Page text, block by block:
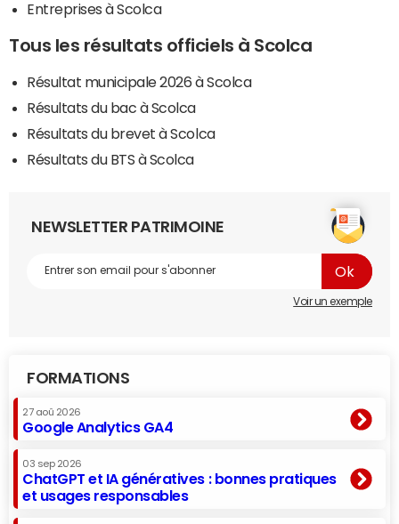
Entreprises à Scolca
Tous les résultats officiels à Scolca
Résultat municipale 2026 à Scolca
Résultats du bac à Scolca
Résultats du brevet à Scolca
Résultats du BTS à Scolca
NEWSLETTER PATRIMOINE
Voir un exemple
FORMATIONS
27 aoû 2026
Google Analytics GA4
03 sep 2026
ChatGPT et IA génératives : bonnes pratiques
et usages responsables